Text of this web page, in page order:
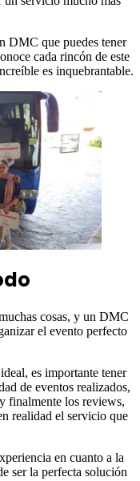
DMC que puedes tener
cada rincón de este
es inquebrantable.
cosas, y un DMC
el evento perfecto
es importante tener
de eventos realizados,
finalmente los reviews,
realidad el servicio que
en cuanto a la
ser la perfecta solución